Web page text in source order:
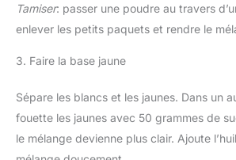
Tamiser: passer une poudre au travers
enlever les petits paquets et rendre le
3. Faire la base jaune
Sépare les blancs et les jaunes. Dans un
fouette les jaunes avec 50 grammes de
le mélange devienne plus clair. Ajoute